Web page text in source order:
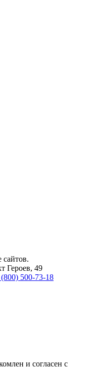
Героев, 49
500-73-18
и согласен с